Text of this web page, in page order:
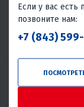
В 1 КЛИК
50 3.4 Нет
Если у вас
позвоните нам:
+7 (843)